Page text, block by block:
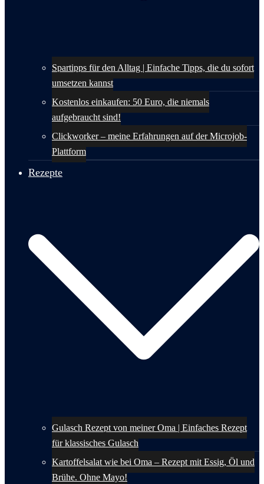
Spartipps für den Alltag | Einfache Tipps, die du sofort
umsetzen kannst
Kostenlos einkaufen: 50 Euro, die niemals
aufgebraucht sind!
Clickworker – meine Erfahrungen auf der Microjob-
Plattform
Rezepte
Gulasch Rezept von meiner Oma | Einfaches Rezept
für klassisches Gulasch
Kartoffelsalat wie bei Oma – Rezept mit Essig, Öl und
Brühe. Ohne Mayo!